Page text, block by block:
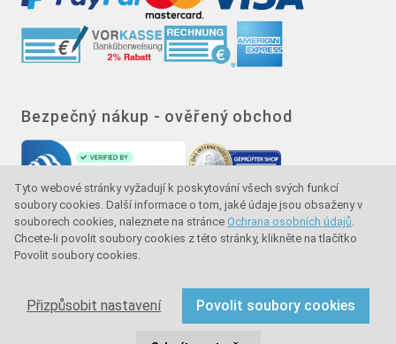
Tyto webové stránky vyžadují k poskytování všech svých funkcí
soubory cookies. Další informace o tom, jaké údaje jsou obsaženy v
souborech cookies, naleznete na stránce Ochrana osobních údajů.
Chcete-li povolit soubory cookies z této stránky, klikněte na tlačítko
Povolit soubory cookies.
Přizpůsobit nastavení Povolit soubory cookies
Bezpečný nákup - ověřený obchod
Značka kvality - ochrana kupujícího - ochrana